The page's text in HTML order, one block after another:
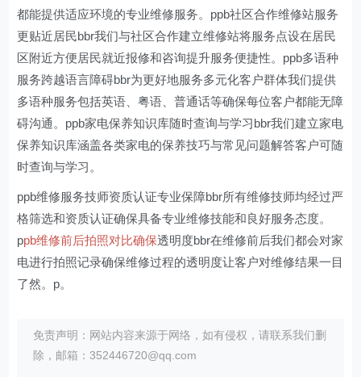
都能提供适应环境的专业维修服务。ppb社区合作维修站服务
更贴近居民bbr我们与社区合作建立维修站将服务点设在居民
区附近方便居民就近报修和咨询提升服务便捷性。ppb多语种
服务跨越语言障碍bbr为更好地服务多元化客户群体我们提供
多语种服务包括英语、粤语、普通话等确保每位客户都能无障
碍沟通。ppb家电保养知识库随时查询与学习bbr我们建立家电
保养知识库涵盖各类家电的保养技巧与常见问题解答客户可随
时查询与学习。
ppb维修服务技师资质认证专业保障bbr所有维修技师均经过严
格筛选和资质认证确保具备专业维修技能和良好服务态度。
ppb维修前后拍照对比确保透明度bbr在维修前后我们都会对家
电进行拍照记录确保维修过程的透明度让客户对维修结果一目
了然。p。
免责声明：网站内容来源于网络，如有侵权，请联系我们删
除，邮箱：352446720@qq.com